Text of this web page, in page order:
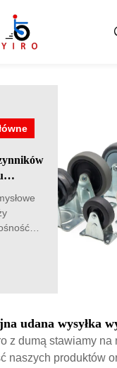
udana wysyłka
z dumą stawiamy na
naszych produktów